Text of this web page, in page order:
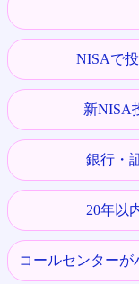
NISAで
新NISA
銀行・
20年以
コールセンター